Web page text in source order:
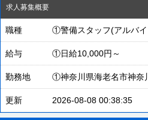
求人募集概要
職種 ①警備スタッフ(アルバ
給与 ①日給10,000円～
勤務地 ①神奈川県海老名市神奈
更新 2026-08-08 00:38:35